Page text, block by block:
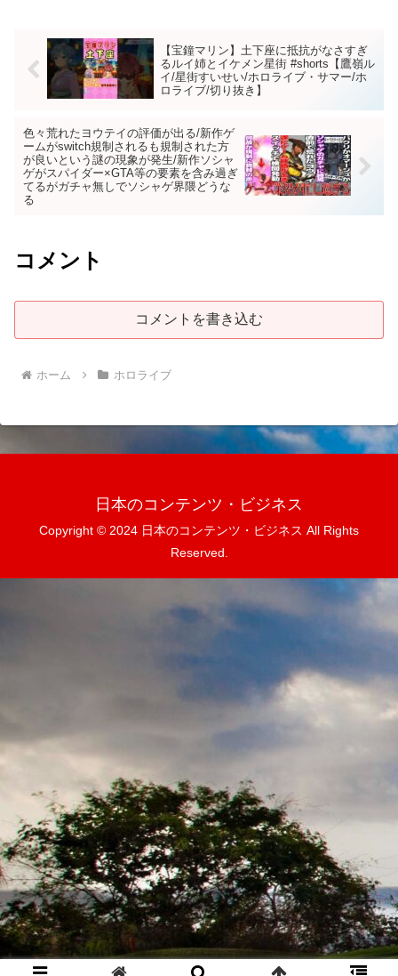
【宝鐘マリン】土下座に抵抗がなさすぎ
るルイ姉とイケメン星街 #shorts【鷹嶺ル
イ/星街すいせい/ホロライブ・サマー/ホ
ロライブ/切り抜き】
色々荒れたヨウテイの評価が出る/新作ゲ
ームがswitch規制されるも規制された方
が良いという謎の現象が発生/新作ソシャ
ゲがスパイダー×GTA等の要素を含み過ぎ
てるがガチャ無しでソシャゲ界隈どうな
る
コメント
コメントを書き込む
ホーム ホロライブ
日本のコンテンツ・ビジネス
Copyright © 2024 日本のコンテンツ・ビジネス All Rights
Reserved.